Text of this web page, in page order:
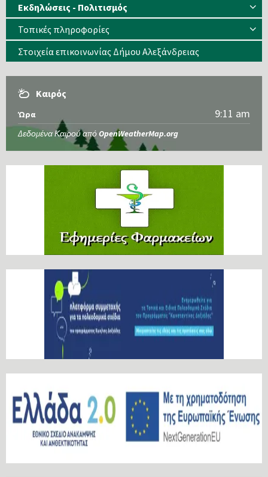
Εκδηλώσεις - Πολιτισμός
Τοπικές πληροφορίες
Στοιχεία επικοινωνίας Δήμου Αλεξάνδρειας
Καιρός
Ώρα 9:11 am
Δεδομένα Καιρού από OpenWeatherMap.org